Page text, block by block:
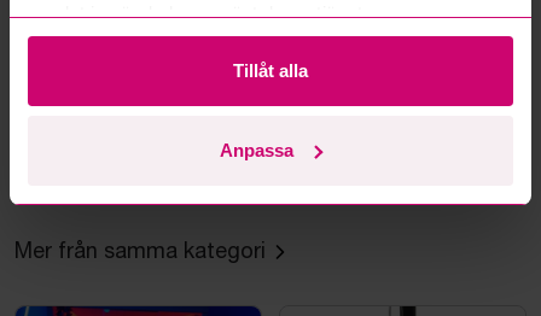
samlat in när du har använt deras tjänster.
Tillåt alla
Anpassa
Kan jag ångra ett bud?
Läs fler frågor och svar
Mer från samma kategori